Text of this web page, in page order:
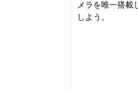
メラを唯一搭載
しよう。